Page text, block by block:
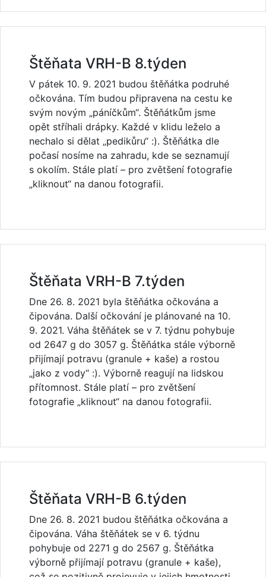
Štěňata VRH-B 8.týden
V pátek 10. 9. 2021 budou štěňátka podruhé
očkována. Tím budou připravena na cestu ke
svým novým „páníčkům“. Štěňátkům jsme
opět stříhali drápky. Každé v klidu leželo a
nechalo si dělat „pedikůru“ :). Štěňátka dle
počasí nosíme na zahradu, kde se seznamují
s okolím. Stále platí – pro zvětšení fotografie
„kliknout“ na danou fotografii.
Štěňata VRH-B 7.týden
Dne 26. 8. 2021 byla štěňátka očkována a
čipována. Další očkování je plánované na 10.
9. 2021. Váha štěňátek se v 7. týdnu pohybuje
od 2647 g do 3057 g. Štěňátka stále výborně
přijímají potravu (granule + kaše) a rostou
„jako z vody“ :). Výborně reagují na lidskou
přítomnost. Stále platí – pro zvětšení
fotografie „kliknout“ na danou fotografii.
Štěňata VRH-B 6.týden
Dne 26. 8. 2021 budou štěňátka očkována a
čipována. Váha štěňátek se v 6. týdnu
pohybuje od 2271 g do 2567 g. Štěňátka
výborně přijímají potravu (granule + kaše),